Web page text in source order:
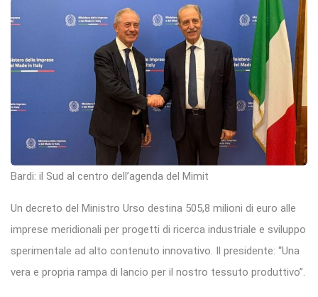
Bardi: il Sud al centro dell’agenda del Mimit
Un decreto del Ministro Urso destina 505,8 milioni di euro alle
imprese meridionali per progetti di ricerca industriale e sviluppo
sperimentale ad alto contenuto innovativo. Il presidente: “Una
vera e propria rampa di lancio per il nostro tessuto produttivo”.